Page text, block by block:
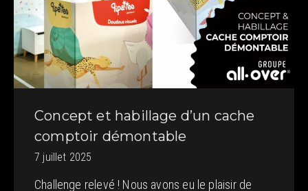
Concept et habillage d’un cache
comptoir démontable
7 juillet 2025
Challenge relevé ! Nous avons eu le plaisir de